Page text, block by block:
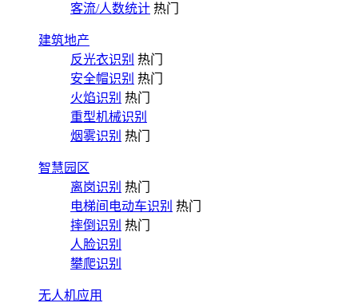
客流/人数统计 热门
建筑地产
反光衣识别 热门
安全帽识别 热门
火焰识别 热门
重型机械识别
烟雾识别 热门
智慧园区
离岗识别 热门
电梯间电动车识别 热门
摔倒识别 热门
人脸识别
攀爬识别
无人机应用